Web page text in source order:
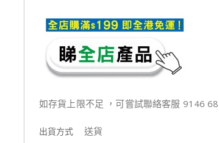
如存貨上限不足 ，可嘗試聯絡客服 9146
出貨方式 送貨